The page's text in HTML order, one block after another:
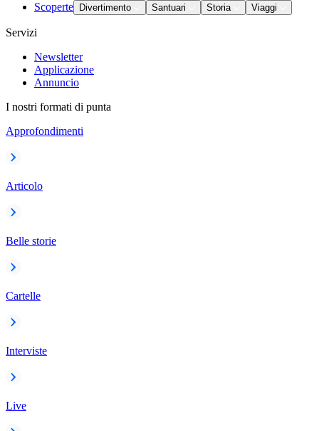
Scoperte Divertimento Santuari Storia Viaggi
Servizi
Newsletter
Applicazione
Annuncio
I nostri formati di punta
Approfondimenti
Articolo
Belle storie
Cartelle
Interviste
Live